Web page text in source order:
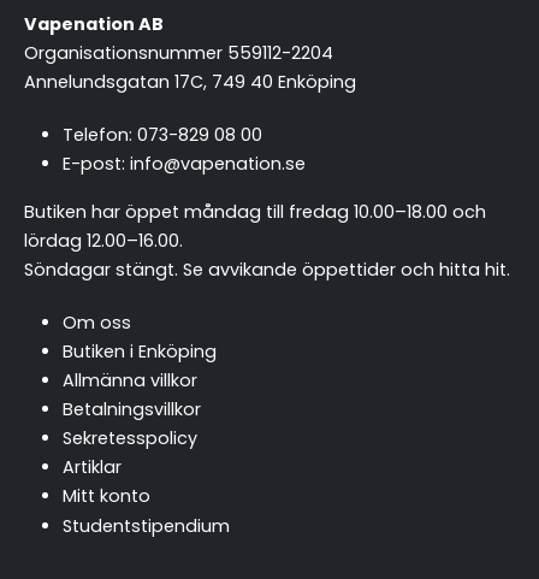
Vapenation AB
Organisationsnummer 559112-2204
Annelundsgatan 17C, 749 40 Enköping
Telefon: 073-829 08 00
E-post: info@vapenation.se
Butiken har öppet måndag till fredag 10.00–18.00 och
lördag 12.00–16.00.
Söndagar stängt. Se avvikande öppettider och hitta hit.
Om oss
Butiken i Enköping
Allmänna villkor
Betalningsvillkor
Sekretesspolicy
Artiklar
Mitt konto
Studentstipendium